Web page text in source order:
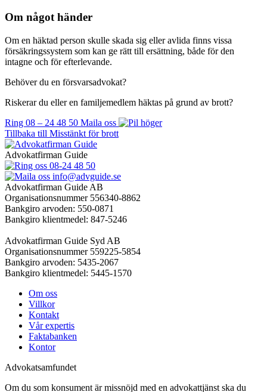
Om något händer
Om en häktad person skulle skada sig eller avlida finns vissa
försäkringssystem som kan ge rätt till ersättning, både för den
intagne och för efterlevande.
Behöver du en försvarsadvokat?
Riskerar du eller en familjemedlem häktas på grund av brott?
Ring 08 – 24 48 50 Maila oss
Tillbaka till Misstänkt för brott
Advokatfirman Guide
08-24 48 50
info@advguide.se
Advokatfirman Guide AB
Organisationsnummer 556340-8862
Bankgiro arvoden: 550-0871
Bankgiro klientmedel: 847-5246
Advokatfirman Guide Syd AB
Organisationsnummer 559225-5854
Bankgiro arvoden: 5435-2067
Bankgiro klientmedel: 5445-1570
Om oss
Villkor
Kontakt
Vår expertis
Faktabanken
Kontor
Advokatsamfundet
Om du som konsument är missnöjd med en advokattjänst ska du